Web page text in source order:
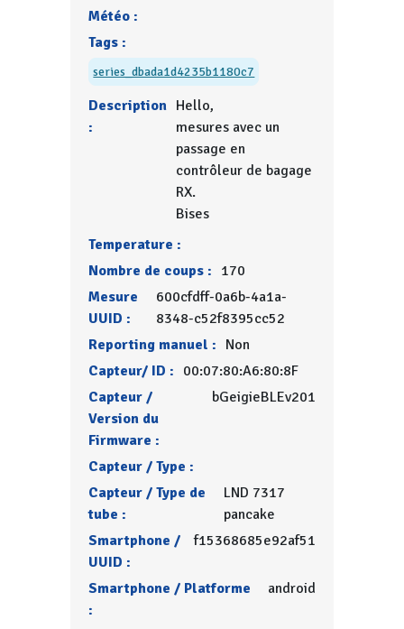
Météo :
Tags :
series_dbada1d4235b1180c7
Description
:
Hello,
mesures avec un
passage en
contrôleur de bagage
RX.
Bises
Temperature :
Nombre de coups : 170
Mesure
UUID :
600cfdff-0a6b-4a1a-
8348-c52f8395cc52
Reporting manuel : Non
Capteur/ ID : 00:07:80:A6:80:8F
Capteur /
Version du
Firmware :
bGeigieBLEv201
Capteur / Type :
Capteur / Type de
tube :
LND 7317
pancake
Smartphone /
UUID :
f15368685e92af51
Smartphone / Platforme
:
android